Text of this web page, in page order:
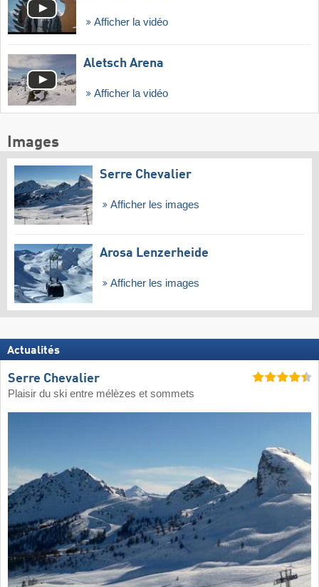
Afficher la vidéo
Aletsch Arena
Afficher la vidéo
Images
Serre Chevalier
Afficher les images
Arosa Lenzerheide
Afficher les images
Actualités
Serre Chevalier
Plaisir du ski entre mélèzes et sommets